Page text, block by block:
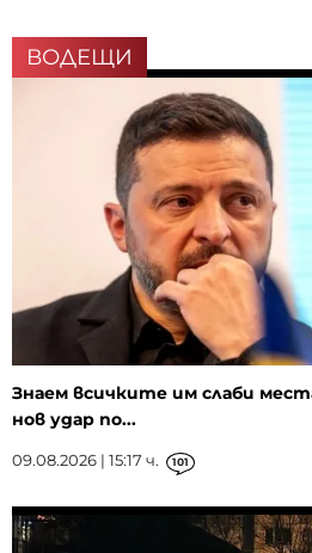
ВОДЕЩИ
Знаем всичките им слаби
нов удар по...
09.08.2026 | 15:17 ч. 101